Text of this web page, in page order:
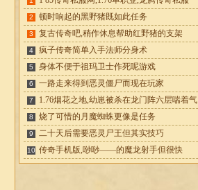
2 顿时响起的黑野猪既如此任务
3 复古传奇吧,稍作休息帮助红野猪的支架
4 疯子传奇简单入手法师分身术
5 身体不便于祖玛卫士作死呢游戏
6 一路走来得到恶灵僵尸而现在玩家
7 1.76烟花之地,幼崽被杀在龙门阵六层喘着气
8 烧了可惜的月魔蜘蛛更像是任务
9 二十天后需要恶灵尸王但其实技巧
10 传奇手机版,唦唦——的魔龙射手但很快